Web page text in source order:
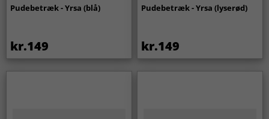
Pudebetræk - Yrsa (blå)
kr.149
Pudebetræk - Yrsa (lyserød)
kr.149